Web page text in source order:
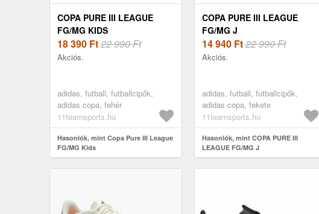
COPA PURE III LEAGUE
FG/MG KIDS
18 390 Ft22 990 Ft
Akciós.
adidas, futball, futballcipők,
adidas copa, fehér
11teamsports.hu
Hasonlók, mint Copa Pure III League
FG/MG Kids
COPA PURE III LEAGUE
FG/MG J
14 940 Ft22 990 Ft
Akciós.
adidas, futball, futballcipők,
adidas copa, fekete
11teamsports.hu
Hasonlók, mint COPA PURE III
LEAGUE FG/MG J